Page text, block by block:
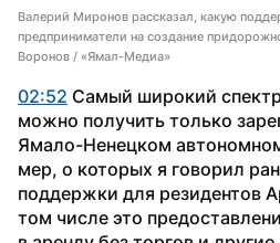
Валерий Миронов рассказал, какую
предприниматели на создание
Воронов / «Ямал-Медиа»
02:52 Самый широкий
можно получить только
Ямало-Ненецком
мер, о которых я говорил
поддержки для резидентов
том числе это